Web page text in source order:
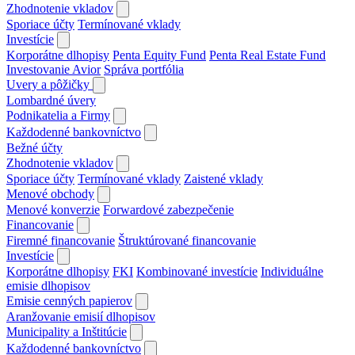
Zhodnotenie vkladov
Sporiace účty Termínované vklady
Investície
Korporátne dlhopisy Penta Equity Fund Penta Real Estate Fund
Investovanie Avior Správa portfólia
Uvery a pôžičky
Lombardné úvery
Podnikatelia a Firmy
Každodenné bankovníctvo
Bežné účty
Zhodnotenie vkladov
Sporiace účty Termínované vklady Zaistené vklady
Menové obchody
Menové konverzie Forwardové zabezpečenie
Financovanie
Firemné financovanie Štruktúrované financovanie
Investície
Korporátne dlhopisy FKI Kombinované investície Individuálne
emisie dlhopisov
Emisie cenných papierov
Aranžovanie emisií dlhopisov
Municipality a Inštitúcie
Každodenné bankovníctvo